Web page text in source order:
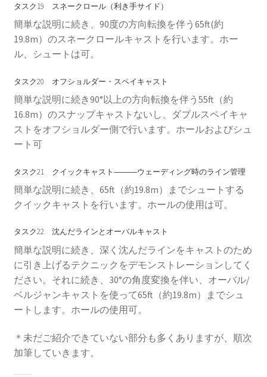
タスク19 スネークロール（利き手サイド）
簡単な説明に続き、90度の方向転換を伴う65ft(約
19.8m）のスネークロールキャストを行います。ホー
ル、シュートは可。
タスク20 オフショルダー・スペイキャスト
簡単な説明に続き90°以上の方向転換を伴う55ft（約
16.8m）のスナップキャストないし、ダブルスペイキャ
ストをオフショルダー側で行います。ホールおよびシュ
ート可
タスク21 クイックキャスト―――ウェーディング時のライン管理
簡単な説明に続き、65ft（約19.8m）までシュートする
クイックキャストを行います。ホールの使用は可。
タスク22 沈んだラインとオーバルキャスト
簡単な説明に続き、深く沈んだラインをキャストのため
に引き上げるテクニックをデモンストレーションしてく
ださい。それに続き、30°の角度変換を伴い、オーバル/
ベルジャンキャストを使って65ft（約19.8m）までシュ
ートします。ホールの使用可。
＊未だご紹介できていない部分も多くありますが、順次
加筆していきます。